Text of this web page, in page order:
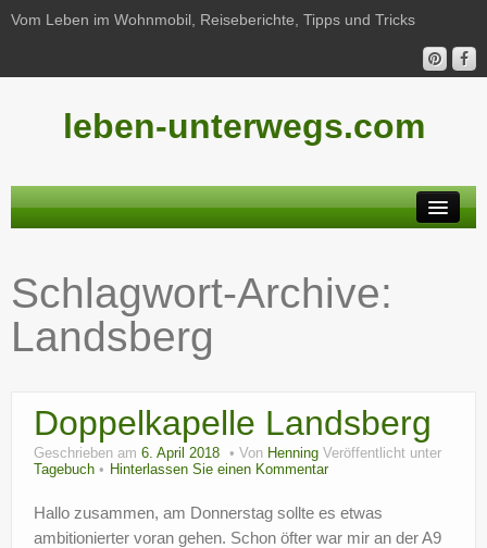
Vom Leben im Wohnmobil, Reiseberichte, Tipps und Tricks
leben-unterwegs.com
Reiseberichte
Unterwegs
Freizeit
Wohnmobil-Technik
?
Schlagwort-Archive:
Landsberg
Doppelkapelle Landsberg
Geschrieben am 6. April 2018 Von Henning Veröffentlicht unter
Tagebuch
Hinterlassen Sie einen Kommentar
Hallo zusammen, am Donnerstag sollte es etwas
ambitionierter voran gehen. Schon öfter war mir an der A9